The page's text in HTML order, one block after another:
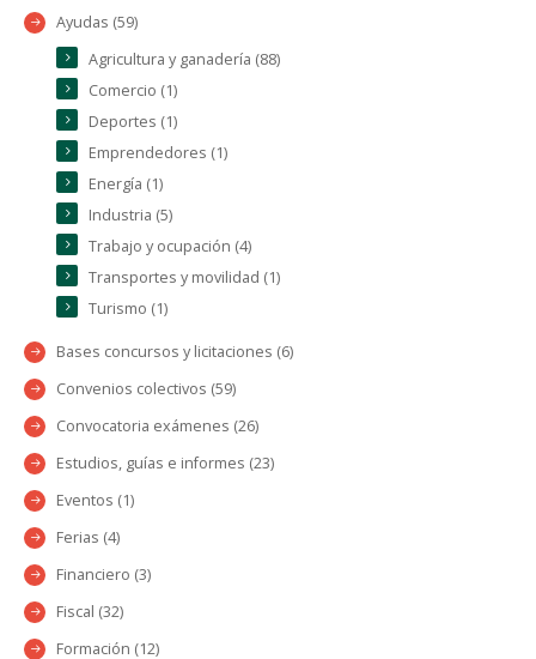
Ayudas (59)
Agricultura y ganadería (88)
Comercio (1)
Deportes (1)
Emprendedores (1)
Energía (1)
Industria (5)
Trabajo y ocupación (4)
Transportes y movilidad (1)
Turismo (1)
Bases concursos y licitaciones (6)
Convenios colectivos (59)
Convocatoria exámenes (26)
Estudios, guías e informes (23)
Eventos (1)
Ferias (4)
Financiero (3)
Fiscal (32)
Formación (12)